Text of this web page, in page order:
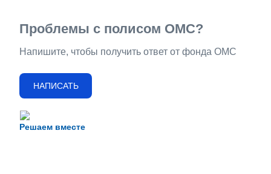
Решаем вместе
Проблемы с полисом ОМС?
Напишите, чтобы получить ответ от фонда ОМС
НАПИСАТЬ